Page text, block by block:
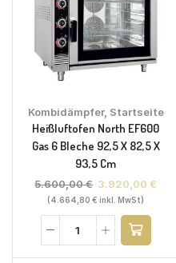
Kombidämpfer, Startseite
Heißluftofen North EF600
Gas 6 Bleche 92,5 X 82,5 X
93,5 Cm
5.600,00€ 3.920,00€
(4.664,80€ inkl. MwSt)